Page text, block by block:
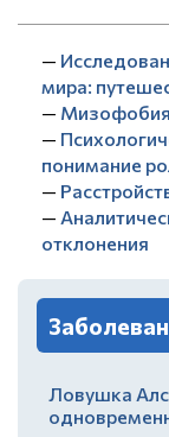
—
мира:
— Мизофобия
—
понимание
—
—
отклонения
Ловушка